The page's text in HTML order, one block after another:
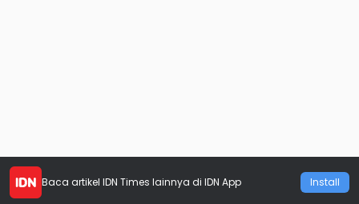
Baca artikel IDN Times lainnya di IDN App Install